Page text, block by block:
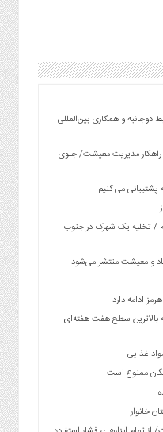
دوجانبه و همکاری بین‌المللی
راهکار مدیریت معیشت/ جلوی
پشتیبانی می کنیم
رم / تخلیه یک شهرک در جنوب
و معیشت منتشر می‌شود
ادامه دارد
بالاترین سطح هفت هفته‌ای
غذایی
ممنوع است
خانوار